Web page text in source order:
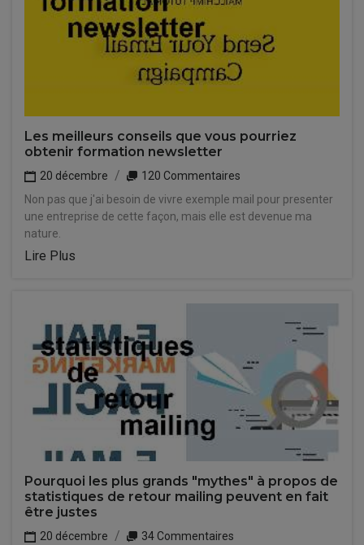
Les meilleurs conseils que vous pourriez
obtenir formation newsletter
20 décembre
120 Commentaires
Non pas que j'ai besoin de vivre exemple mail pour presenter
une entreprise de cette façon, mais elle est devenue ma
nature.
Lire Plus
Pourquoi les plus grands "mythes" à propos de
statistiques de retour mailing peuvent en fait
être justes
20 décembre 34 Commentaires